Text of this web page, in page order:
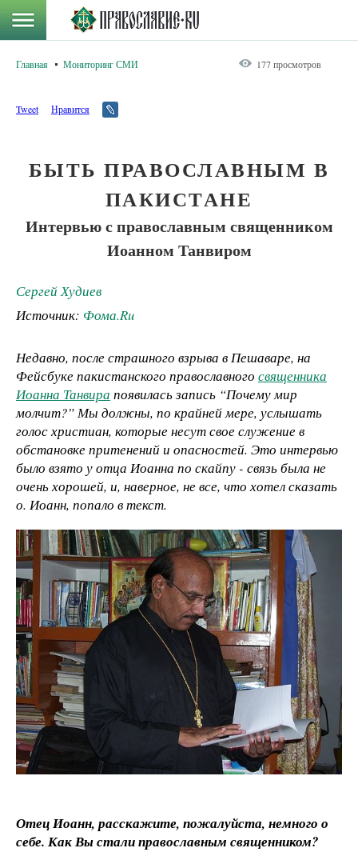
Главная Мониторинг СМИ 177 просмотров
Tweet Нравится
БЫТЬ ПРАВОСЛАВНЫМ В
ПАКИСТАНЕ
Интервью с православным священником
Иоанном Танвиром
Сергей Худиев
Источник: Фома.Ru
Недавно, после страшного взрыва в Пешаваре, на
Фейсбуке пакистанского православного священника
Иоанна Танвира появилась запись “Почему мир
молчит?” Мы должны, по крайней мере, услышать
голос христиан, которые несут свое служение в
обстановке притенений и опасностей. Это интервью
было взято у отца Иоанна по скайпу - связь была не
очень хорошей, и, наверное, не все, что хотел сказать
о. Иоанн, попало в текст.
Отец Иоанн, расскажите, пожалуйста, немного о
себе. Как Вы стали православным священником?